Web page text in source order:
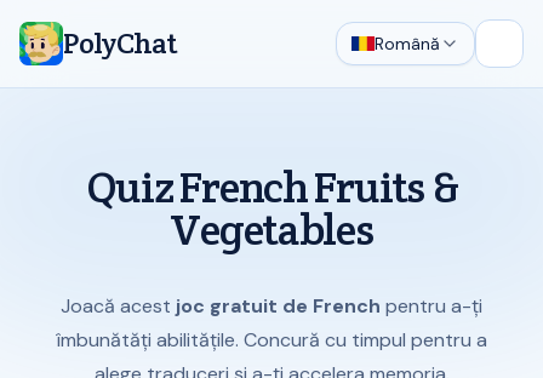
PolyChat Română
Quiz French Fruits &
Vegetables
Joacă acest joc gratuit de French pentru a-ți
îmbunătăți abilitățile. Concură cu timpul pentru a